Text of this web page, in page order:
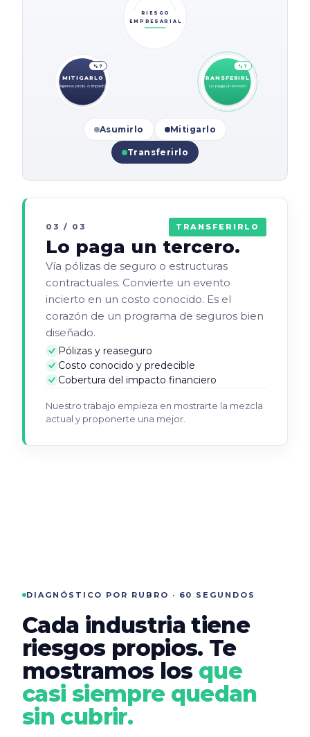
RIESGO
EMPRESARIAL
% ?
MITIGARLO
Bajamos prob. o impacto
% ?
TRANSFERIRLO
Lo paga un tercero
Asumirlo Mitigarlo
Transferirlo
03 / 03 TRANSFERIRLO
Lo paga un tercero.
Vía pólizas de seguro o estructuras
contractuales. Convierte un evento
incierto en un costo conocido. Es el
corazón de un programa de seguros bien
diseñado.
Pólizas y reaseguro
Costo conocido y predecible
Cobertura del impacto financiero
Nuestro trabajo empieza en mostrarte la mezcla
actual y proponerte una mejor.
DIAGNÓSTICO POR RUBRO · 60 SEGUNDOS
Cada industria tiene
riesgos propios. Te
mostramos los que
casi siempre quedan
sin cubrir.